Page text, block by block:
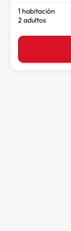
1 habitación
2 adultos